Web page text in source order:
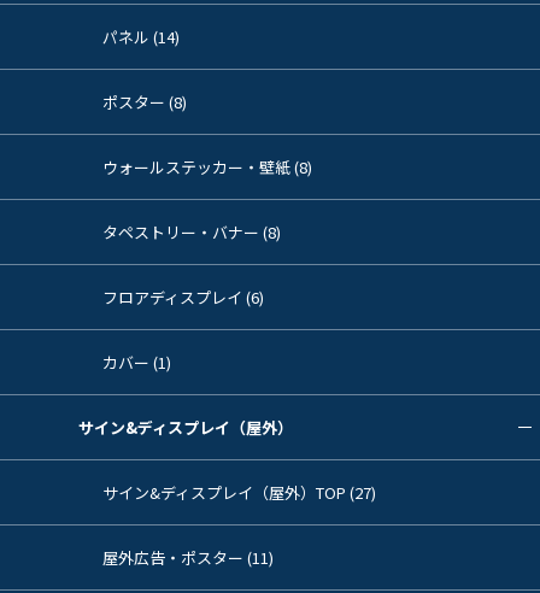
パネル (14)
ポスター (8)
ウォールステッカー・壁紙 (8)
タペストリー・バナー (8)
フロアディスプレイ (6)
カバー (1)
サイン&ディスプレイ（屋外）
サイン&ディスプレイ（屋外）TOP (27)
屋外広告・ポスター (11)